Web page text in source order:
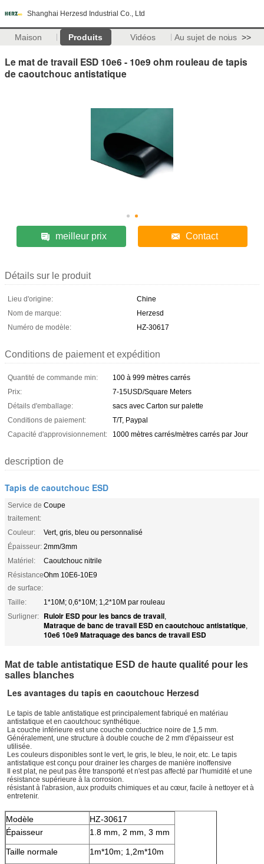
Shanghai Herzesd Industrial Co., Ltd
Maison Produits Vidéos Au sujet de nous >>
Le mat de travail ESD 10e6 - 10e9 ohm rouleau de tapis
de caoutchouc antistatique
meilleur prix Contact
Détails sur le produit
Lieu d'origine:
Chine
Nom de marque:
Herzesd
Numéro de modèle:
HZ-30617
Conditions de paiement et expédition
Quantité de commande min:
100 à 999 mètres carrés
Prix:
7-15USD/Square Meters
Détails d'emballage:
sacs avec Carton sur palette
Conditions de paiement:
T/T, Paypal
Capacité d'approvisionnement:
1000 mètres carrés/mètres carrés par Jour
description de
Tapis de caoutchouc ESD
Service de
traitement:
Coupe
Couleur:
Vert, gris, bleu ou personnalisé
Épaisseur: 2mm/3mm
Matériel:
Caoutchouc nitrile
Résistance
de surface:
Ohm 10E6-10E9
Taille:
1*10M; 0,6*10M; 1,2*10M par rouleau
Surligner:
Ruloir ESD pour les bancs de travail,
Matraque de banc de travail ESD en caoutchouc antistatique,
10e6 10e9 Matraquage des bancs de travail ESD
Mat de table antistatique ESD de haute qualité pour les
salles blanches
Les avantages du tapis en caoutchouc Herzesd
Le tapis de table antistatique est principalement fabriqué en matériau
antistatique et en caoutchouc synthétique.
La couche inférieure est une couche conductrice noire de 1,5 mm.
Généralement, une structure à double couche de 2 mm d'épaisseur est
utilisée.
Les couleurs disponibles sont le vert, le gris, le bleu, le noir, etc. Le tapis
antistatique est conçu pour drainer les charges de manière inoffensive
Il est plat, ne peut pas être transporté et n'est pas affecté par l'humidité et une
résistance supérieure à la corrosion.
résistant à l'abrasion, aux produits chimiques et au cœur, facile à nettoyer et à
entretenir.
Modèle
HZ-30617
Épaisseur
1.8 mm, 2 mm, 3 mm
Taille normale 1m*10m; 1,2m*10m